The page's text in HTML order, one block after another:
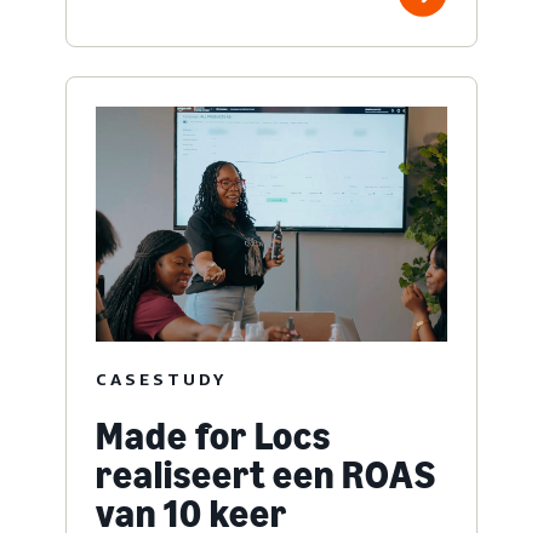
CASESTUDY
Made for Locs
realiseert een ROAS
van 10 keer